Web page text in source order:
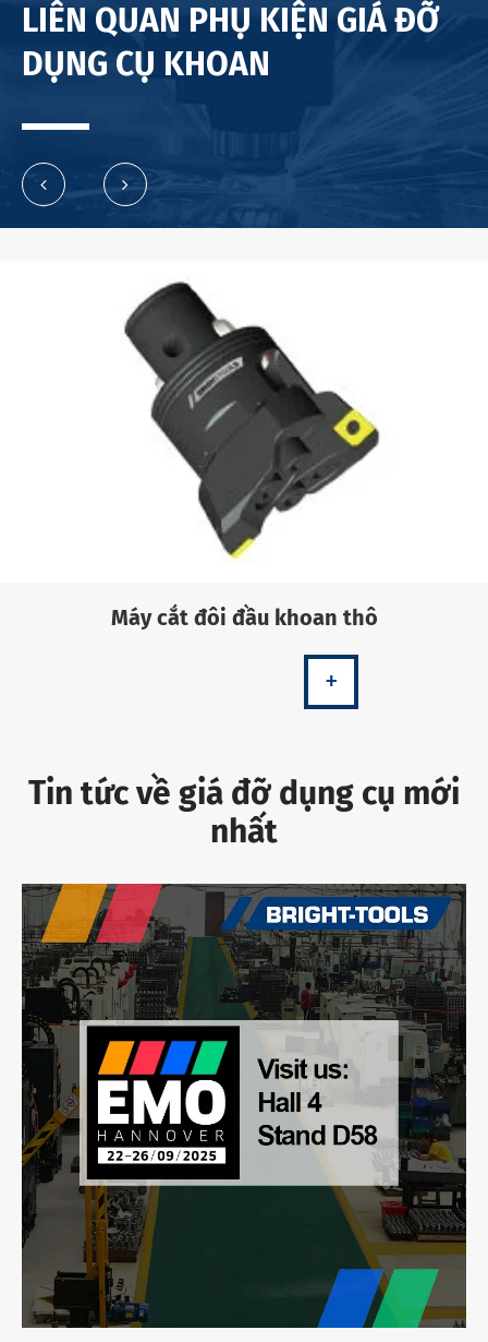
LIÊN QUAN PHỤ KIỆN GIÁ ĐỠ
DỤNG CỤ KHOAN
Máy cắt đôi đầu khoan thô
+
Tin tức về giá đỡ dụng cụ mới
nhất